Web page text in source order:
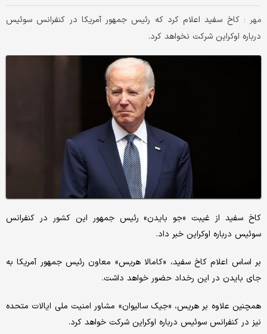
مهر :کاخ سفید اعلام کرد که رئیس جمهور آمریکا در کنفرانس سوئیس
درباره اوکراین شرکت نخواهد کرد.
کاخ سفید از غیبت «جو بایدن» رئیس جمهور این کشور در کنفرانس
سوئیس درباره اوکراین خبر داد.
بر اساس اعلام کاخ سفید، «کامالا هریس» معاون رئیس جمهور آمریکا به
جای بایدن در این رخداد حضور خواهد داشت.
همچنین علاوه بر هریس، «جیک سالیوان» مشاور امنیت ملی ایالات متحده
نیز در کنفرانس سوئیس درباره اوکراین شرکت خواهد کرد.